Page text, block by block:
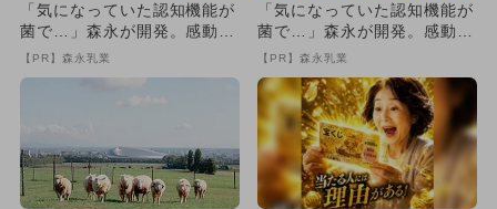
「気になっていた認知機能が
菌で…」森永が開発。感動の
70代続出
【PR】森永乳業
「気になっていた認知機能が
菌で…」森永が開発。感動の
70代続出
【PR】森永乳業